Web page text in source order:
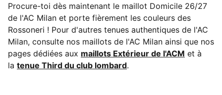
Procure-toi dès maintenant le maillot Domicile 26/27
de l'AC Milan et porte fièrement les couleurs des
Rossoneri ! Pour d'autres tenues authentiques de l'AC
Milan, consulte nos maillots de l'AC Milan ainsi que nos
pages dédiées aux maillots Extérieur de l'ACM et à
la tenue Third du club lombard.